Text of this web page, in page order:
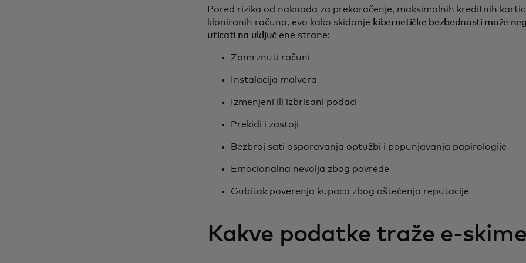
Pored rizika od naknada za prekoračenje, maksimalnih kreditnih
kloniranih računa, evo kako skidanje kibernetičke bezbednosti može
uticati na uključene strane:
Zamrznuti računi
Instalacija malvera
Izmenjeni ili izbrisani podaci
Prekidi i zastoji
Bezbroj sati osporavanja optužbi i popunjavanja papirologije
Emocionalna nevolja zbog povrede
Gubitak poverenja kupaca zbog oštećenja reputacije
Kakve podatke traže e-